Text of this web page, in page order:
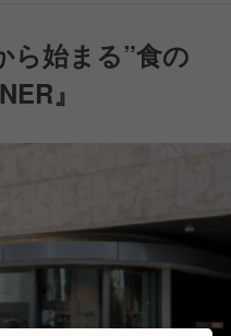
ら始まる”食の
』